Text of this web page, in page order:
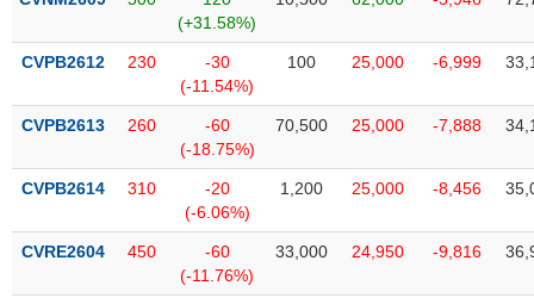
(+31.58%)
CVPB2612 230
-30
(-11.54%)
100 25,000 -6,999
CVPB2613 260
-60
(-18.75%)
70,500 25,000 -7,888
CVPB2614 310
-20
(-6.06%)
1,200 25,000 -8,456
CVRE2604 450
-60
(-11.76%)
33,000 24,950 -9,816